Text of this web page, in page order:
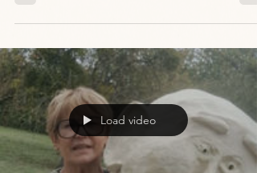
Load video